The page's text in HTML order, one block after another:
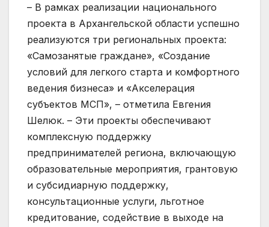
– В рамках реализации национального
проекта в Архангельской области успешно
реализуются три региональных проекта:
«Самозанятые граждане», «Создание
условий для легкого старта и комфортного
ведения бизнеса» и «Акселерация
субъектов МСП», – отметила Евгения
Шелюк. – Эти проекты обеспечивают
комплексную поддержку
предпринимателей региона, включающую
образовательные мероприятия, грантовую
и субсидиарную поддержку,
консультационные услуги, льготное
кредитование, содействие в выходе на